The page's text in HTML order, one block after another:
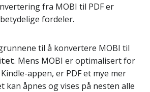
fra MOBI til PDF er
fordeler.
til å konvertere MOBI til
. Mens MOBI er optimalisert for
appen, er PDF et mye mer
kan åpnes og vises på nesten alle